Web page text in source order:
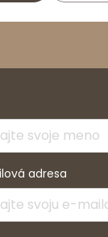
adresa